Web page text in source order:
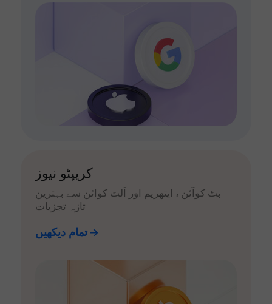
کریپٹو نیوز
بٹ کوآئن ، ایتھریم اور آلٹ کوائن سے بہترین
تازہ تجزیات
تمام دیکھیں